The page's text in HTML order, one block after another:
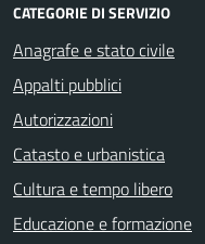
CATEGORIE DI SERVIZIO
Anagrafe e stato civile
Appalti pubblici
Autorizzazioni
Catasto e urbanistica
Cultura e tempo libero
Educazione e formazione